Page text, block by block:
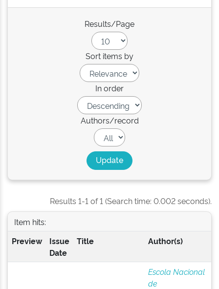
Results/Page
Sort items by
In order
Authors/record
Results 1-1 of 1 (Search time: 0.002 seconds).
Item hits:
Preview
Issue
Date
Title Author(s)
Escola Nacional
de